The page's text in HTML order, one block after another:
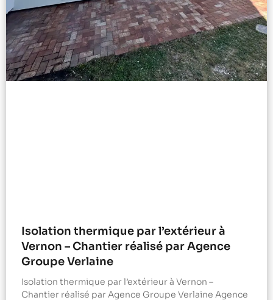
Isolation thermique par l’extérieur à
Vernon – Chantier réalisé par Agence
Groupe Verlaine
Isolation thermique par l’extérieur à Vernon –
Chantier réalisé par Agence Groupe Verlaine Agence